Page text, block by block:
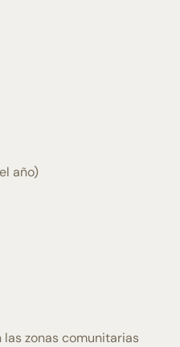
año)
zonas comunitarias